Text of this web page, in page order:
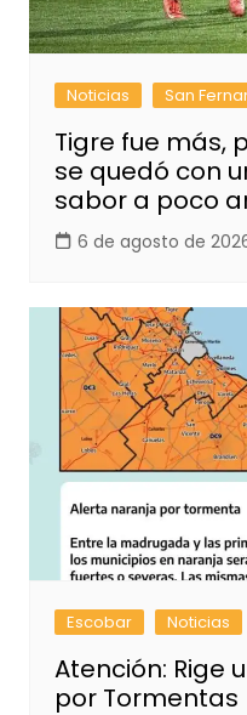
Noticias San
Tigre fue más,
se quedó con
sabor a poco
6 de agosto de
Escobar Noticias
Atención: Rige
por Tormentas